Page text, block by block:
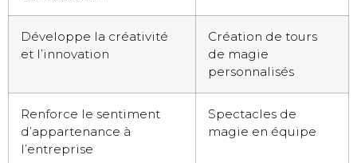
Développe la créativité
et l’innovation
Création de tours
de magie
personnalisés
Renforce le sentiment
d’appartenance à
l’entreprise
Spectacles de
magie en équipe